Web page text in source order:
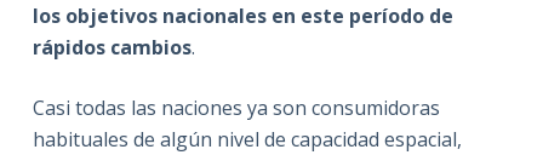
los objetivos nacionales en este período de
rápidos cambios.
Casi todas las naciones ya son consumidoras
habituales de algún nivel de capacidad espacial,